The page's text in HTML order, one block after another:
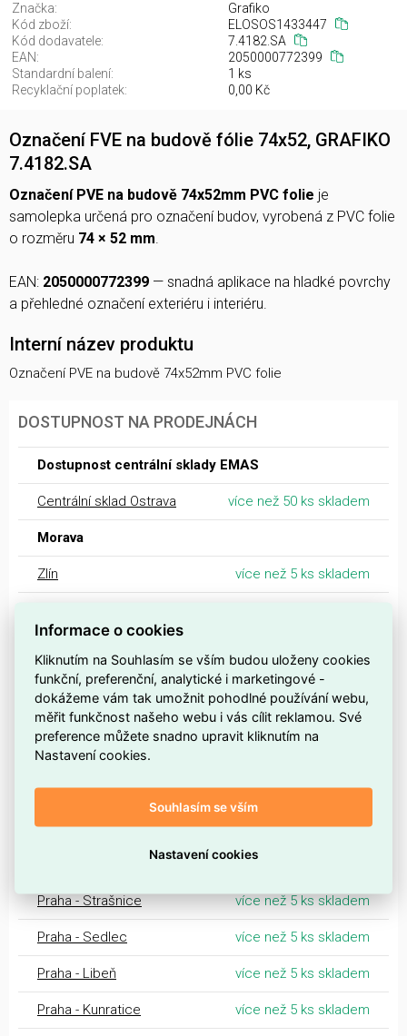
Značka:
Grafiko
Kód zboží:
ELOSOS1433447
Kód dodavatele:
7.4182.SA
EAN:
2050000772399
Standardní balení:
1 ks
Recyklační poplatek:
0,00 Kč
Označení FVE na budově fólie 74x52, GRAFIKO
7.4182.SA
Označení PVE na budově 74x52mm PVC folie je
samolepka určená pro označení budov, vyrobená z PVC folie
o rozměru 74 × 52 mm.
EAN: 2050000772399 — snadná aplikace na hladké povrchy
a přehledné označení exteriéru i interiéru.
Interní název produktu
Označení PVE na budově 74x52mm PVC folie
DOSTUPNOST NA PRODEJNÁCH
Dostupnost centrální sklady EMAS
Centrální sklad Ostrava více než 50 ks skladem
Morava
Zlín více než 5 ks skladem
Kroměříž více než 5 ks skladem
Třebíč více než 5 ks skladem
Valašské Meziříčí
Prostějov více než 5 ks skladem
Šumperk více než 5 ks skladem
Praha - Strašnice více než 5 ks skladem
Praha - Sedlec více než 5 ks skladem
Praha - Libeň více než 5 ks skladem
Praha - Kunratice více než 5 ks skladem
Informace o cookies
Kliknutím na Souhlasím se vším budou uloženy cookies
funkční, preferenční, analytické i marketingové -
dokážeme vám tak umožnit pohodlné používání webu,
měřit funkčnost našeho webu i vás cílit reklamou. Své
preference můžete snadno upravit kliknutím na
Nastavení cookies.
Souhlasím se vším
Nastavení cookies